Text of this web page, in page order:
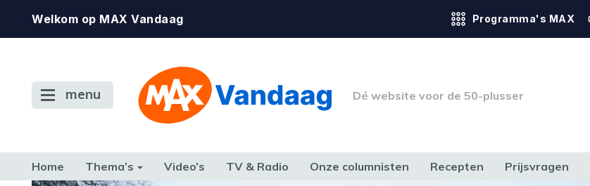
Welkom op MAX Vandaag Programma's MAX
menu Dé website voor de 50-plusser
Home Thema’s Video’s TV & Radio Onze columnisten Recepten Prijsvragen